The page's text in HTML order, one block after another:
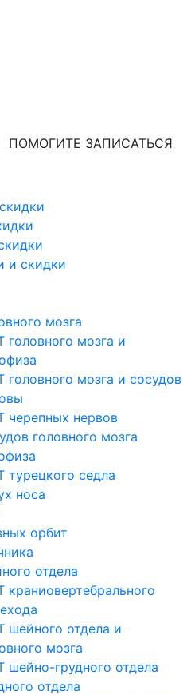
ПОМОГИТЕ ЗАПИСАТЬСЯ
и скидки
мозга
головного мозга и
головного мозга и сосудов
черепных нервов
головного мозга
турецкого седла
носа
орбит
отдела
краниовертебрального
шейного отдела и
мозга
шейно-грудного отдела
отдела